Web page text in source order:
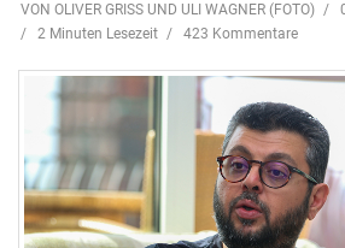
VON OLIVER GRISS UND ULI WAGNER (FOTO)
2 Minuten Lesezeit
423 Kommentare